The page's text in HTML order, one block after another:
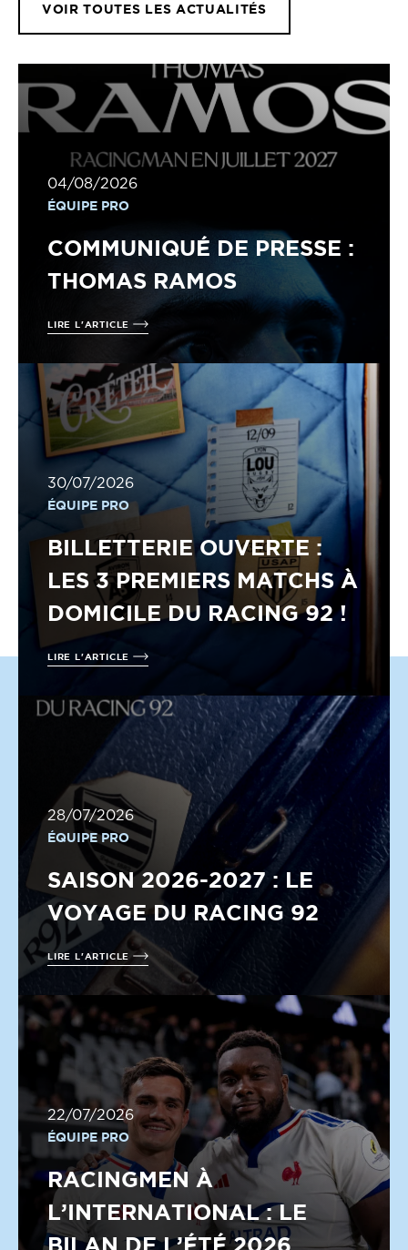
VOIR TOUTES LES ACTUALITÉS
04/08/2026
ÉQUIPE PRO
COMMUNIQUÉ DE PRESSE :
THOMAS RAMOS
LIRE L'ARTICLE
30/07/2026
ÉQUIPE PRO
BILLETTERIE OUVERTE :
LES 3 PREMIERS MATCHS À
DOMICILE DU RACING 92 !
LIRE L'ARTICLE
28/07/2026
ÉQUIPE PRO
SAISON 2026-2027 : LE
VOYAGE DU RACING 92
LIRE L'ARTICLE
22/07/2026
ÉQUIPE PRO
RACINGMEN À
L’INTERNATIONAL : LE
BILAN DE L’ÉTÉ 2026